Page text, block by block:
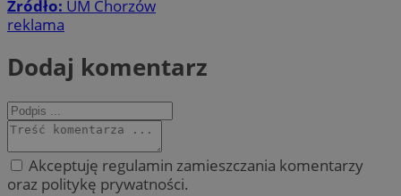
Źródło: UM Chorzów
reklama
Dodaj komentarz
Akceptuję regulamin zamieszczania komentarzy
oraz politykę prywatności.